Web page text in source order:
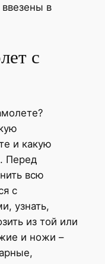
в
с
и какую
Перед
всю
с
узнать,
из той или
и ножи –